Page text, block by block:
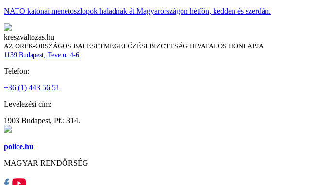
NATO katonai menetoszlopok haladnak át Magyarországon hétfőn, kedden és szerdán.
kreszvaltozas.hu
AZ ORFK-ORSZÁGOS BALESETMEGELŐZÉSI BIZOTTSÁG HIVATALOS HONLAPJA
1139 Budapest, Teve u. 4-6.
Telefon:
+36 (1) 443 56 51
Levelezési cím:
1903 Budapest, Pf.: 314.
police.hu
MAGYAR RENDŐRSÉG